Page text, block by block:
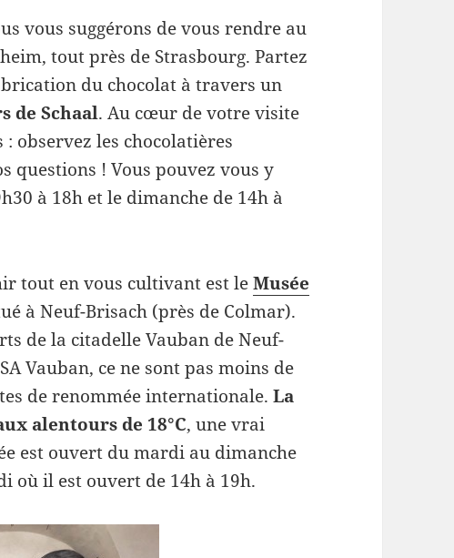
vous suggérons de vous rendre au
tout près de Strasbourg. Partez
du chocolat à travers un
de Schaal. Au cœur de votre visite
observez les chocolatières
questions ! Vous pouvez vous y
à 18h et le dimanche de 14h à
tout en vous cultivant est leMusée
à Neuf-Brisach (près de Colmar).
de la citadelle Vauban de Neuf-
Vauban, ce ne sont pas moins de
de renommée internationale.La
alentours de 18°C, une vrai
est ouvert du mardi au dimanche
où il est ouvert de 14h à 19h.